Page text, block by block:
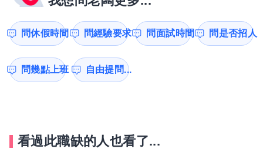
問休假時間 問經驗要求 問面試時間 問是否招人
問幾點上班 自由提問...
看過此職缺的人也看了...